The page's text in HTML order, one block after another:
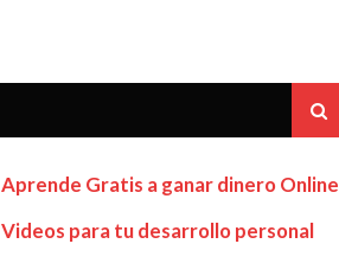
Aprende Gratis a ganar dinero Online
Videos para tu desarrollo personal